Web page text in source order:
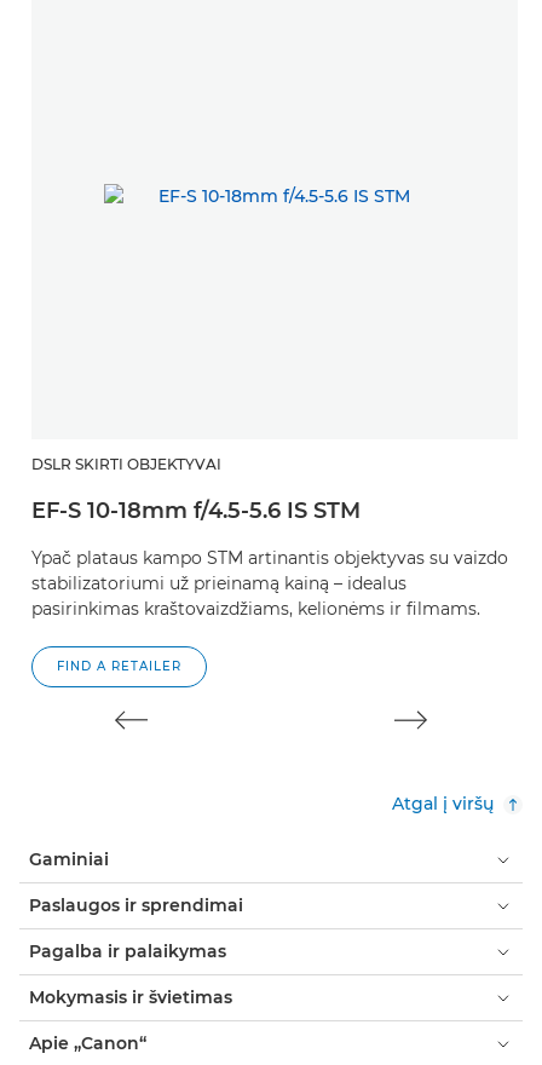
DSLR SKIRTI OBJEKTYVAI
EF-S 10-18mm f/4.5-5.6 IS STM
Ypač plataus kampo STM artinantis objektyvas su vaizdo
stabilizatoriumi už prieinamą kainą – idealus
pasirinkimas kraštovaizdžiams, kelionėms ir filmams.
FIND A RETAILER
Atgal į viršų
Gaminiai
Paslaugos ir sprendimai
Pagalba ir palaikymas
Mokymasis ir švietimas
Apie „Canon“